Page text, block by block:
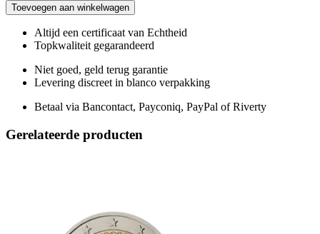
Toevoegen aan winkelwagen
Altijd een certificaat van Echtheid
Topkwaliteit gegarandeerd
Niet goed, geld terug garantie
Levering discreet in blanco verpakking
Betaal via Bancontact, Payconiq, PayPal of Riverty
Gerelateerde producten